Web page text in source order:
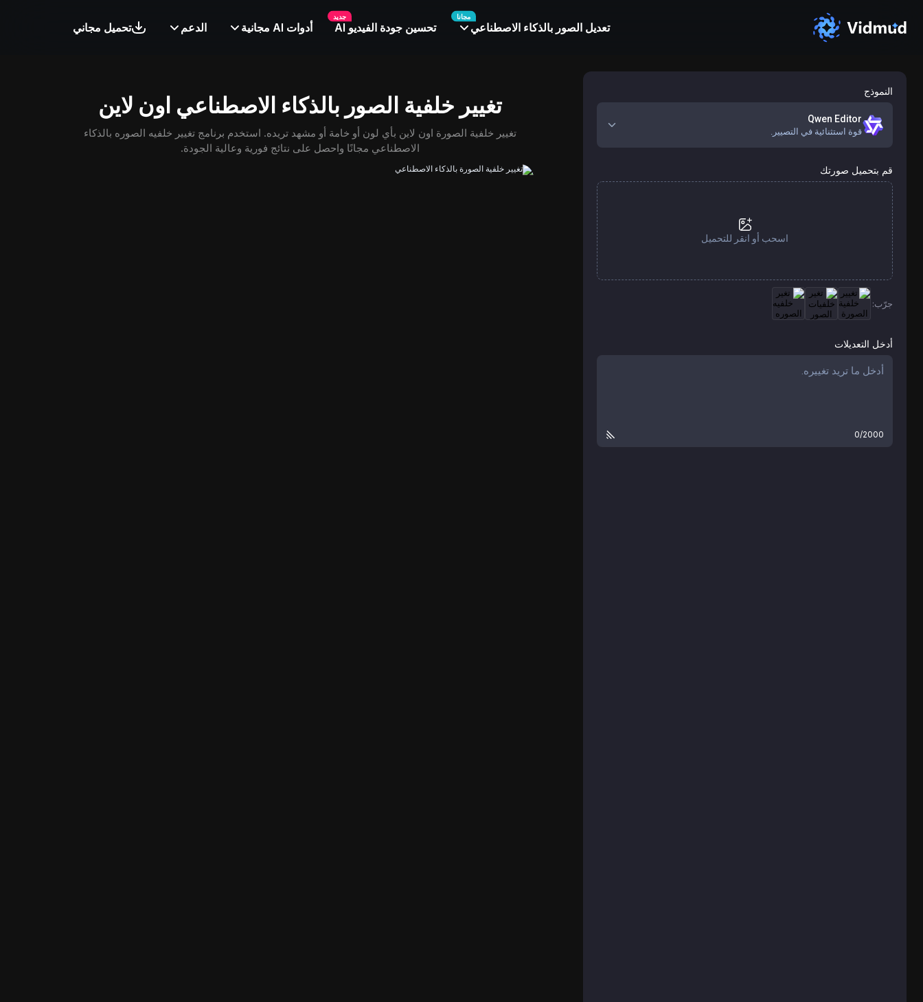
تعديل الصور بالذكاء الاصطناعي
مجانا
تحسين جودة الفيديو AI
جديد
أدوات AI مجانية الدعم تحميل مجاني
النموذج
Qwen Editor
قوة استثنائية في التصيير.
قم بتحميل صورتك
اسحب أو انقر للتحميل
جرّب:
أدخل التعديلات
0/2000
تغيير خلفية الصور بالذكاء الاصطناعي اون لاين
تغيير خلفية الصورة اون لاين بأي لون أو خامة أو مشهد تريده. استخدم برنامج تغيير خلفيه الصوره بالذكاء
الاصطناعي مجانًا واحصل على نتائج فورية وعالية الجودة.